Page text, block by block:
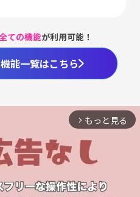
ての機能が利用可能！
能一覧はこちら
arrow_forward_ios もっと見る